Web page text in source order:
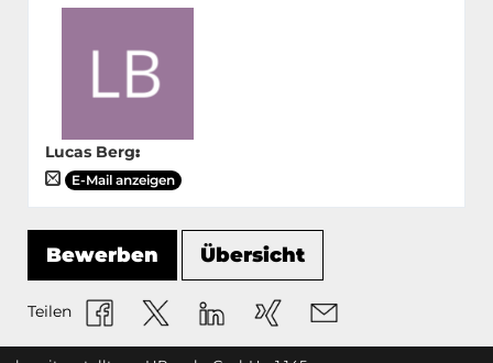
Lucas Berg:
E-Mail anzeigen
Bewerben Übersicht
Teilen